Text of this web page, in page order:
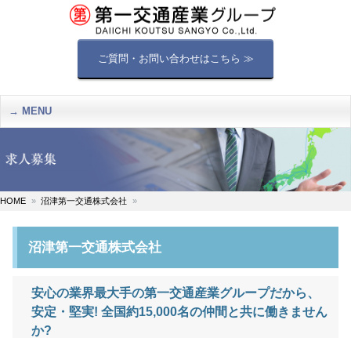
ご質問・お問い合わせはこちら ≫
MENU
HOME 沼津第一交通株式会社
沼津第一交通株式会社
安心の業界最大手の第一交通産業グループだから、
安定・堅実! 全国約15,000名の仲間と共に働きません
か?